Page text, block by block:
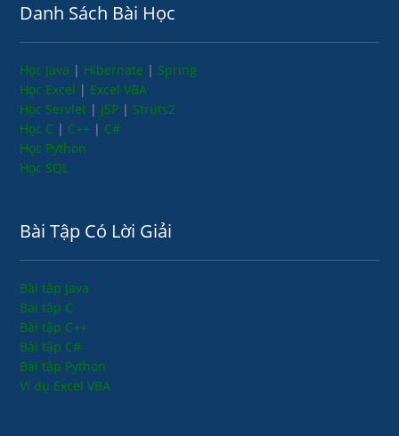
Danh Sách Bài Học
Học Java | Hibernate | Spring
Học Excel | Excel VBA
Học Servlet | JSP | Struts2
Học C | C++ | C#
Học Python
Học SQL
Bài Tập Có Lời Giải
Bài tập Java
Bài tập C
Bài tập C++
Bài tập C#
Bài tập Python
Ví dụ Excel VBA